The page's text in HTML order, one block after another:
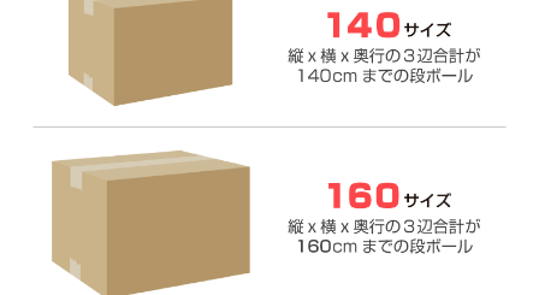
覧ください。
お問い合わせフォーム』よりお問い合わせ
ください。
段ボール箱の目安のサイズについて